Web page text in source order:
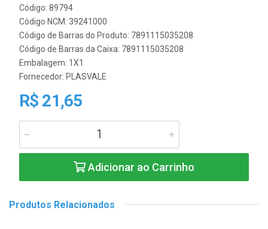
Código: 89794
Código NCM: 39241000
Código de Barras do Produto: 7891115035208
Código de Barras da Caixa: 7891115035208
Embalagem: 1X1
Fornecedor: PLASVALE
R$ 21,65
Adicionar ao Carrinho
Produtos Relacionados